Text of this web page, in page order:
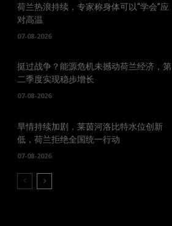
荷兰热浪持续，专家称身体可以“学会”应
对高温
07-08-2026
挺过战争？能源危机未撼动荷兰经济，第
二季度实现稳步增长
07-08-2026
旱情持续加剧，莱茵河洛比特水位创新
低，荷兰拒绝全国统一行动
07-08-2026